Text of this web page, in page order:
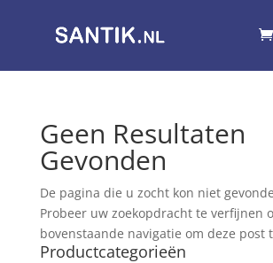
Geen Resultaten
Gevonden
De pagina die u zocht kon niet
Probeer uw zoekopdracht te verfijnen
bovenstaande navigatie om deze post
Productcategorieën